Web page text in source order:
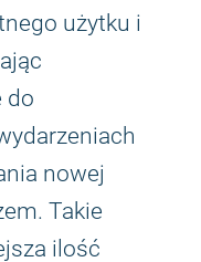
użytku i
do
nowej
Takie
ilość